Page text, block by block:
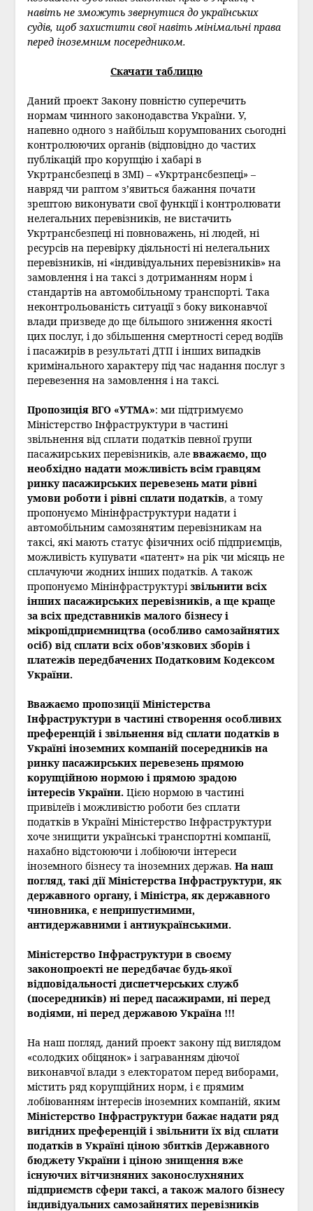
навіть не зможуть звернутися до українських
судів, щоб захистити свої навіть мінімальні права
перед іноземним посередником.
Скачати таблицю
Даний проект Закону повністю суперечить
нормам чинного законодавства України. У,
напевно одного з найбільш корумпованих сьогодні
контролюючих органів (відповідно до частих
публікацій про корупцію і хабарі в
Укртрансбезпеці в ЗМІ) – «Укртрансбезпеці» –
навряд чи раптом з’явиться бажання почати
зрештою виконувати свої функції і контролювати
нелегальних перевізників, не вистачить
Укртрансбезпеці ні повноважень, ні людей, ні
ресурсів на перевірку діяльності ні нелегальних
перевізників, ні «індивідуальних перевізників» на
замовлення і на таксі з дотриманням норм і
стандартів на автомобільному транспорті. Така
неконтрольованість ситуації з боку виконавчої
влади призведе до ще більшого зниження якості
цих послуг, і до збільшення смертності серед водіїв
і пасажирів в результаті ДТП і інших випадків
кримінального характеру під час надання послуг з
перевезення на замовлення і на таксі.
Пропозиція ВГО «УТМА»: ми підтримуємо
Міністерство Інфраструктури в частині
звільнення від сплати податків певної групи
пасажирських перевізників, алевважаємо, що
необхідно надати можливість всім гравцям
ринку пасажирських перевезень мати рівні
умови роботи і рівні сплати податків, а тому
пропонуємо Мінінфраструктури надати і
автомобільним самозянятим перевізникам на
таксі, які мають статус фізичних осіб підприємців,
можливість купувати «патент» на рік чи місяць не
сплачуючи жодних інших податків. А також
пропонуємо Мінінфраструктурі звільнити всіх
інших пасажирських перевізників, а ще краще
за всіх представників малого бізнесу і
мікропідприємництва (особливо самозайнятих
осіб) від сплати всіх обов’язкових зборів і
платежів передбачених Податковим Кодексом
України.
Вважаємо пропозиції Міністерства
Інфраструктури в частині створення особливих
преференцій і звільнення від сплати податків в
Україні іноземних компаній посередників на
ринку пасажирських перевезень прямою
корупційною нормою і прямою зрадою
інтересів України.Цією нормою в частині
привілеїв і можливістю роботи без сплати
податків в Україні Міністерство Інфраструктури
хоче знищити українські транспортні компанії,
нахабно відстоюючи і лобіюючи інтереси
іноземного бізнесу та іноземних держав. На наш
погляд, такі дії Міністерства Інфраструктури, як
державного органу, і Міністра, як державного
чиновника, є неприпустимими,
антидержавними і антиукраїнськими.
Міністерство Інфраструктури в своєму
законопроекті не передбачає будь-якої
відповідальності диспетчерських служб
(посередників) ні перед пасажирами, ні перед
водіями, ні перед державою Україна !!!
На наш погляд, даний проект закону під виглядом
«солодких обіцянок» і заграванням діючої
виконавчої влади з електоратом перед виборами,
містить ряд корупційних норм, і є прямим
лобіюванням інтересів іноземних компаній, яким
Міністерство Інфраструктури бажає надати ряд
вигідних преференцій і звільнити їх від сплати
податків в Україні ціною збитків Державного
бюджету України і ціною знищення вже
існуючих вітчизняних законослухняних
підприємств сфери таксі, а також малого бізнесу
індивідуальних самозайнятих перевізників